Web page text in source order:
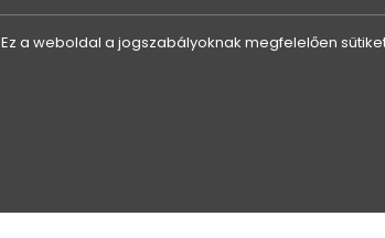
Ez a weboldal a jogszabályoknak megfelelően